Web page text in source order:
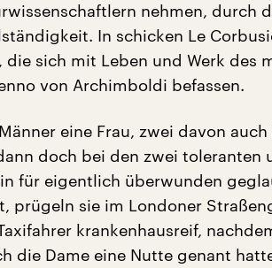
nehmen, durch
In schicken Le
die sich mit Leben und Werk des
von Archimboldi befassen.
eine Frau, zwei davon
doch bei den zwei toleranten
für eigentlich überwunden
prügeln sie im Londoner
krankenhausreif,
die Dame eine Nutte genant